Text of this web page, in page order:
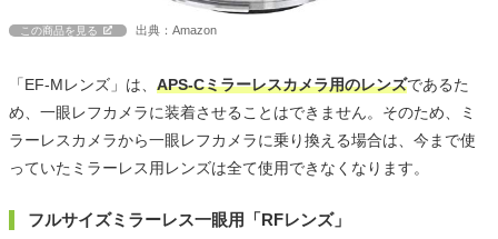
この商品を見る 出典：Amazon
「EF-Mレンズ」は、 APS-Cミラーレスカメラ用のレンズであるた
め、一眼レフカメラに装着させることはできません。そのため、ミ
ラーレスカメラから一眼レフカメラに乗り換える場合は、今まで使
っていたミラーレス用レンズは全て使用できなくなります。
フルサイズミラーレス一眼用「RFレンズ」